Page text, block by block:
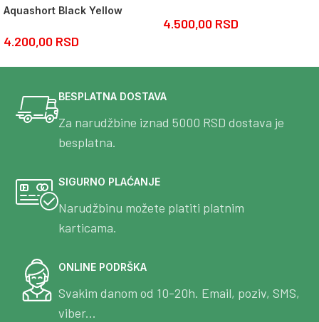
Aquashort Black Yellow
4.200,00 RSD
4.500,00 RSD
BESPLATNA DOSTAVA
Za narudžbine iznad 5000 RSD dostava je
besplatna.
SIGURNO PLAĆANJE
Narudžbinu možete platiti platnim
karticama.
ONLINE PODRŠKA
Svakim danom od 10-20h. Email, poziv, SMS,
viber...